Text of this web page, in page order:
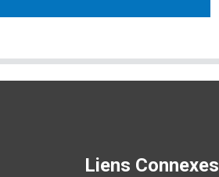
Liens Connexes